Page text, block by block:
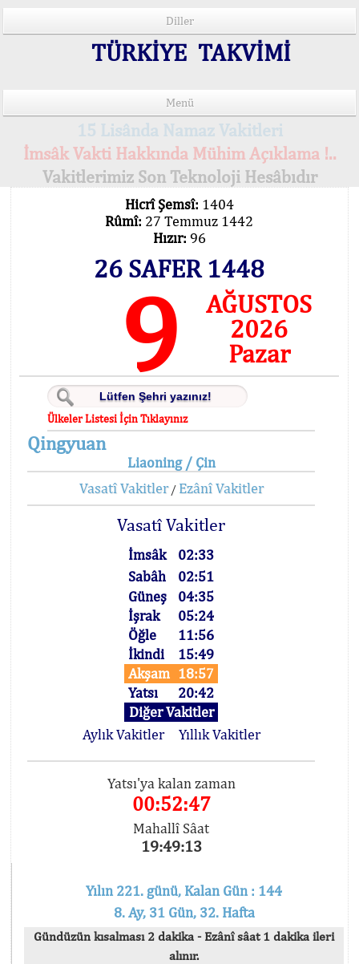
Diller
TÜRKİYE TAKVİMİ
Menü
15 Lisânda Namaz Vakitleri
İmsâk Vakti Hakkında Mühim Açıklama !..
Vakitlerimiz Son Teknoloji Hesâbıdır
Hicrî Şemsî: 1404
Rûmî: 27 Temmuz 1442
Hızır: 96
26 SAFER 1448
9
AĞUSTOS
2026
Pazar
Ülkeler Listesi İçin Tıklayınız
Qingyuan
Liaoning / Çin
Vasatî Vakitler/ Ezânî Vakitler
Vasatî Vakitler
İmsâk
02:33
Sabâh
02:51
Güneş
04:35
İşrak
05:24
Öğle
11:56
İkindi
15:49
Akşam 18:57
Yatsı
20:42
Diğer Vakitler
Aylık Vakitler
Yıllık Vakitler
Yatsı'ya kalan zaman
00:52:47
Mahallî Sâat
19:49:13
Yılın 221. günü, Kalan Gün : 144
8. Ay, 31 Gün, 32. Hafta
Gündüzün kısalması 2 dakika - Ezânî sâat 1 dakika ileri
alınır.